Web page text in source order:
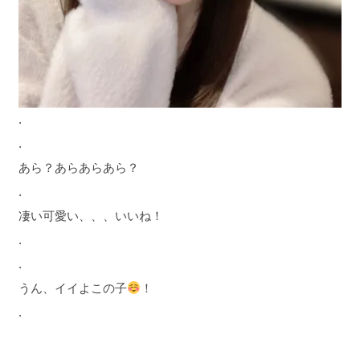
.
.
あら？あらあらあら？
.
凄い可愛い、、、いいね！
.
.
うん、イイよこの子
！
.
.